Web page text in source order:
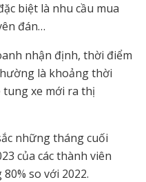
biệt là nhu cầu mua
đán…
nhận định, thời điểm
là khoảng thời
tung xe mới ra thị
những tháng cuối
của các thành viên
so với 2022.